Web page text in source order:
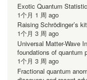
Exotic Quantum
1个月 1 周 ago
Raising Schrödinger’s
1个月 3 周 ago
Universal Matter-Wave
foundations of quantum
1个月 3 周 ago
Fractional quantum